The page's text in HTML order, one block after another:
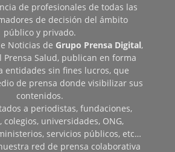
de profesionales de todas las
de decisión del ámbito
público y privado.
Noticias de Grupo Prensa Digital,
Prensa Salud, publican en forma
entidades sin fines lucros, que
de prensa donde visibilizar sus
contenidos.
a periodistas, fundaciones,
colegios, universidades, ONG,
servicios públicos, etc…
red de prensa colaborativa